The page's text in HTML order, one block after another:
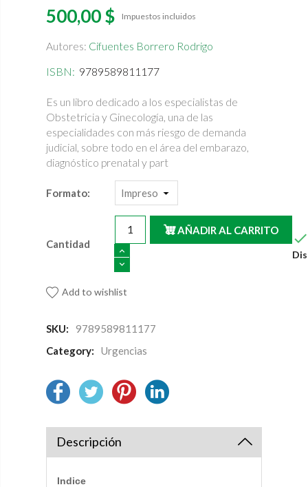
500,00 $ Impuestos incluidos
Autores: Cifuentes Borrero Rodrigo
ISBN: 9789589811177
Es un libro dedicado a los especialistas de
Obstetricia y Ginecología, una de las
especialidades con más riesgo de demanda
judicial, sobre todo en el área del emba­razo,
diagnóstico prenatal y part
Formato:
Cantidad
AÑADIR AL CARRITO

Add to wishlist
SKU:
9789589811177
Category:
Urgencias
Descripción
Indice